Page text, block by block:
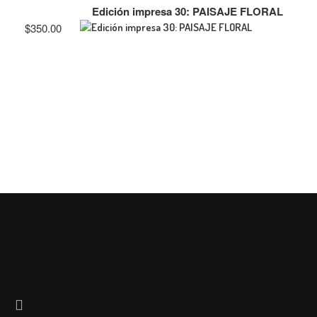
Edición impresa 30: PAISAJE FLORAL
$350.00